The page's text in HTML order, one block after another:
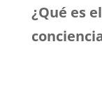
¿Qué es